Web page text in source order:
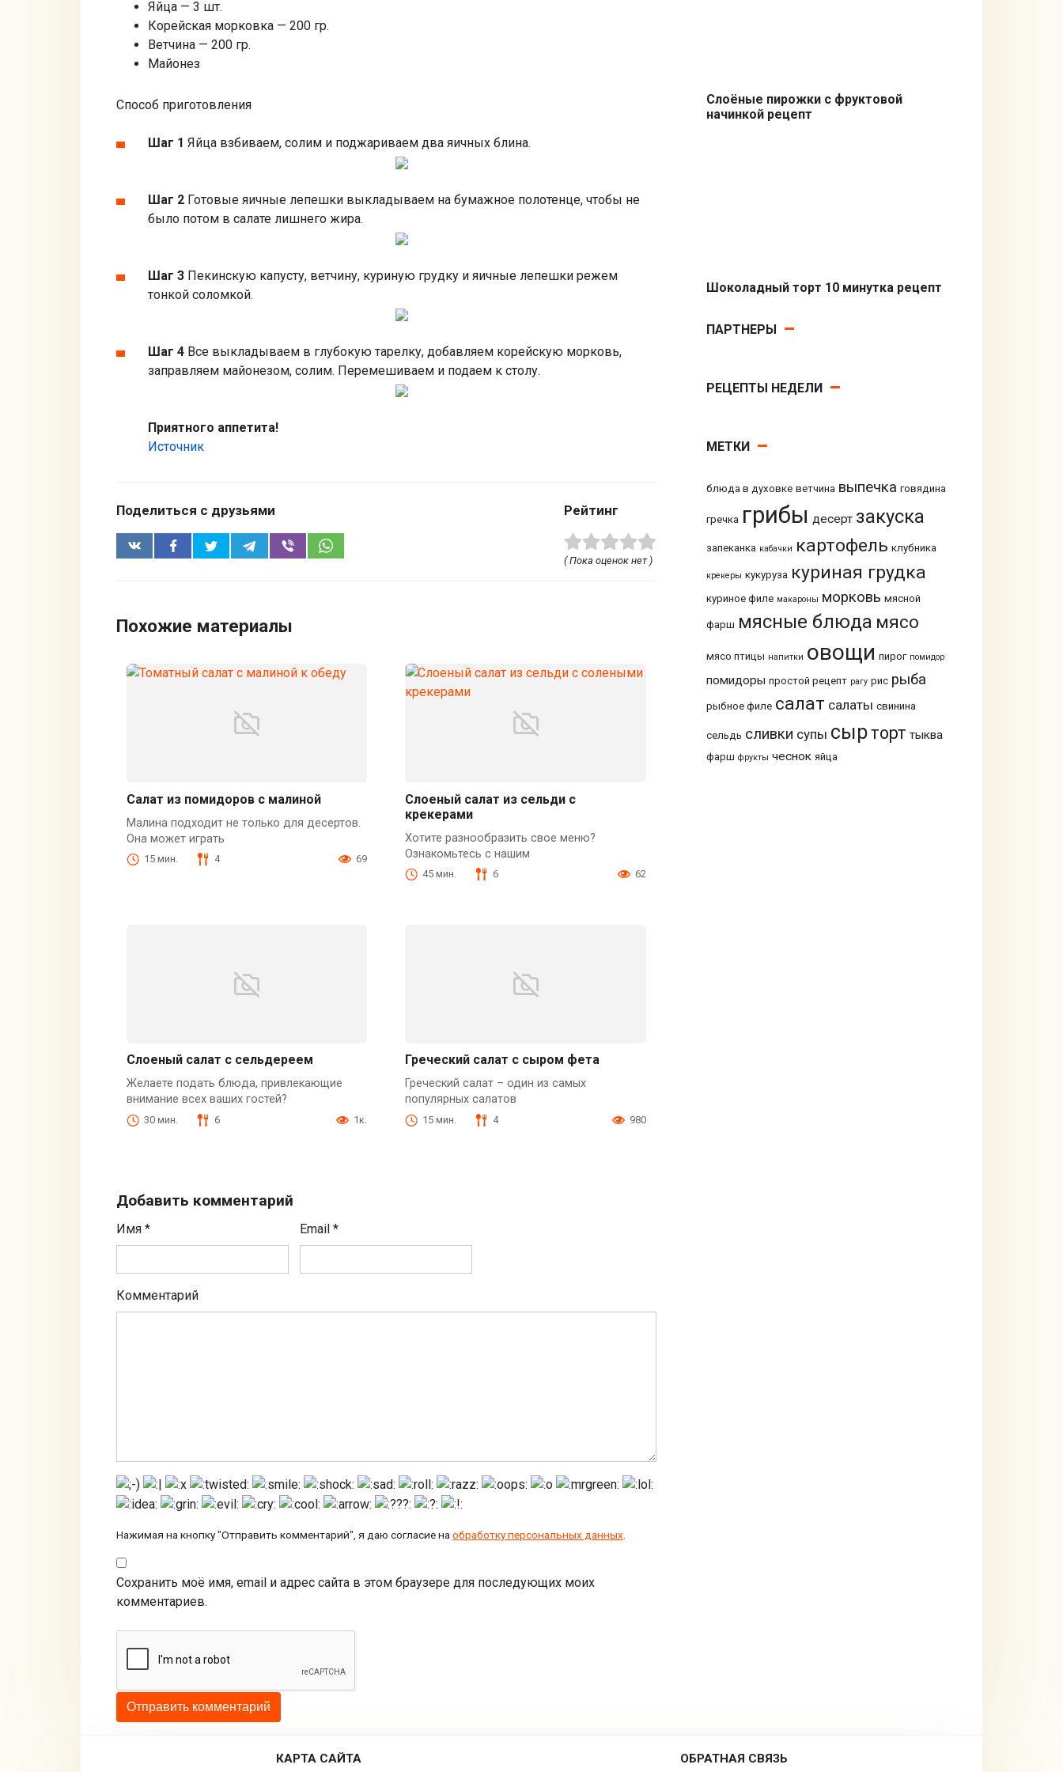
Яйца — 3 шт.
Корейская морковка — 200 гр.
Ветчина — 200 гр.
Майонез
Способ приготовления
Шаг 1 Яйца взбиваем, солим и поджариваем два яичных блина.
Шаг 2 Готовые яичные лепешки выкладываем на бумажное полотенце, чтобы не
было потом в салате лишнего жира.
Шаг 3 Пекинскую капусту, ветчину, куриную грудку и яичные лепешки режем
тонкой соломкой.
Шаг 4 Все выкладываем в глубокую тарелку, добавляем корейскую морковь,
заправляем майонезом, солим. Перемешиваем и подаем к столу.
Приятного аппетита!
Источник
Поделиться с друзьями Рейтинг
( Пока оценок нет )
Похожие материалы
Салат из помидоров с малиной
Малина подходит не только для десертов.
Она может играть
15 мин. 4 69
Слоеный салат из сельди с
крекерами
Хотите разнообразить свое меню?
Ознакомьтесь с нашим
45 мин. 6 62
Слоеный салат с сельдереем
Желаете подать блюда, привлекающие
внимание всех ваших гостей?
30 мин. 6 1к.
Греческий салат с сыром фета
Греческий салат – один из самых
популярных салатов
15 мин. 4 980
Добавить комментарий
Имя * Email*
Комментарий
Нажимая на кнопку "Отправить комментарий", я даю согласие на обработку персональных данных
Сохранить моё имя, email и адрес сайта в этом браузере для последующих моих
комментариев.
В микроволновке
Слоёные пирожки с фруктовой
начинкой рецепт
Шоколадный торт 10 минутка рецепт
ПАРТНЕРЫ
РЕЦЕПТЫ НЕДЕЛИ
МЕТКИ
блюда в духовке ветчина выпечка говядина
гречка грибы десерт закуска
запеканка кабачки картофель клубника
крекеры кукуруза куриная грудка
куриное филе макароны морковь мясной
фарш мясные блюда мясо
мясо птицы напитки овощи пирог помидор
помидоры простой рецепт рагу рис рыба
рыбное филе салат салаты свинина
сельдь сливки супы сырторт тыква
фарш фрукты чеснок яйца
КАРТА САЙТА ОБРАТНАЯ СВЯЗЬ